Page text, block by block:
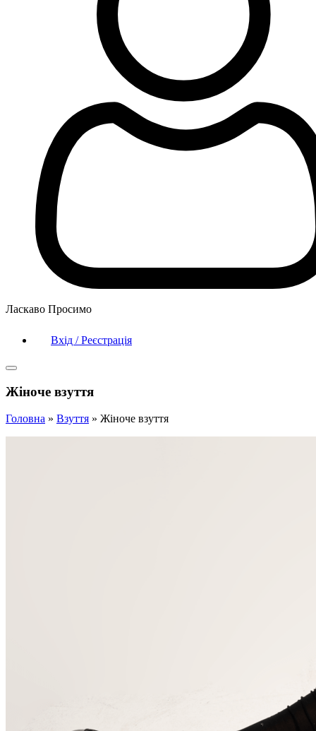
Ласкаво Просимо
Вхід / Реєстрація
Жіноче взуття
Головна » Взуття » Жіноче взуття